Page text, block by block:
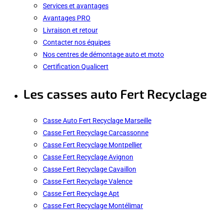
Services et avantages
Avantages PRO
Livraison et retour
Contacter nos équipes
Nos centres de démontage auto et moto
Certification Qualicert
Les casses auto Fert Recyclage
Casse Auto Fert Recyclage Marseille
Casse Fert Recyclage Carcassonne
Casse Fert Recyclage Montpellier
Casse Fert Recyclage Avignon
Casse Fert Recyclage Cavaillon
Casse Fert Recyclage Valence
Casse Fert Recyclage Apt
Casse Fert Recyclage Montélimar